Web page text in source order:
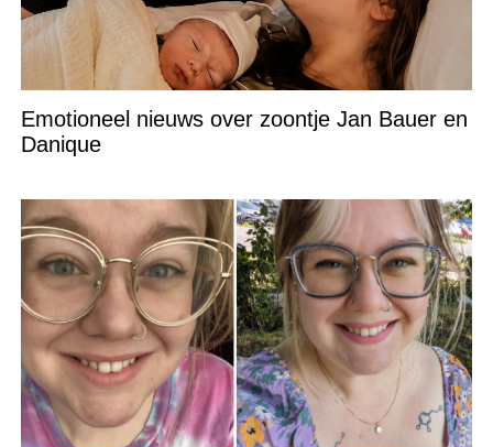
Emotioneel nieuws over zoontje Jan Bauer en
Danique